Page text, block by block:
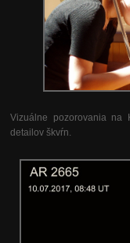
Vizuálne pozorovania na
detailov škvŕn.